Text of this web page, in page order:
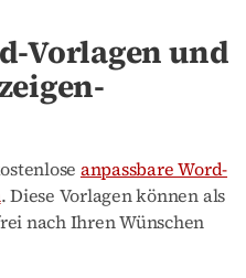
Vorlagen und
anpassbare Word-
. Diese Vorlagen können als
nach Ihren Wünschen